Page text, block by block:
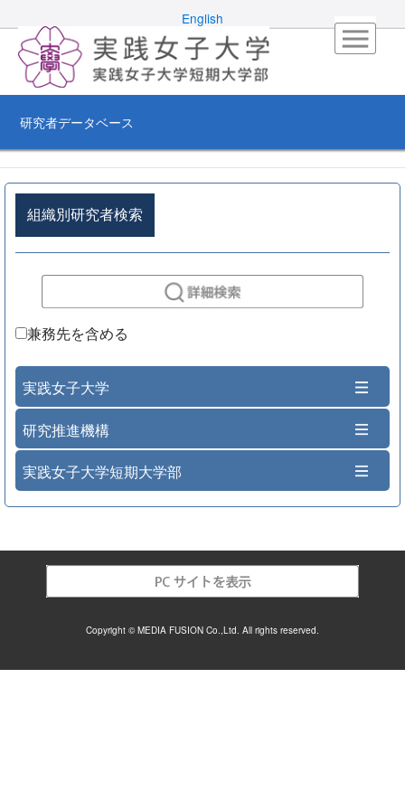
English
研究者データベース
組織別研究者検索
兼務先を含める
実践女子大学
研究推進機構
実践女子大学短期大学部
Copyright © MEDIA FUSION Co.,Ltd. All rights reserved.